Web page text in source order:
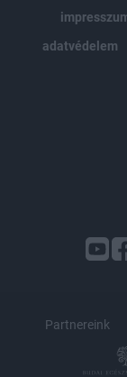
adatvédelem
Partnereink